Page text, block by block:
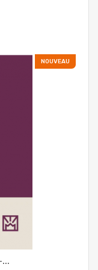
NOUVEAU
...